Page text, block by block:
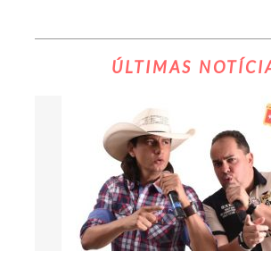
ÚLTIMAS